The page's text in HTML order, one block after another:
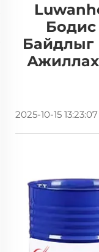
Бодис
Байдлыг
2025-10-15 13:23:07